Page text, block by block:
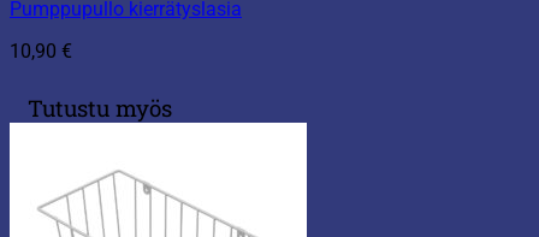
Pumppupullo kierrätyslasia
10,90 €
Tutustu myös